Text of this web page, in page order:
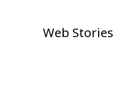
Web Stories
Defense Bill
Dubai
Shock:
IPL Auction
Shaw Goes